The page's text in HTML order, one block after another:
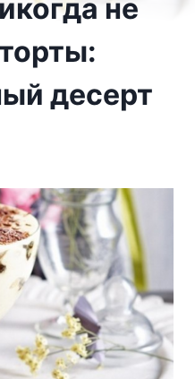
не
десерт